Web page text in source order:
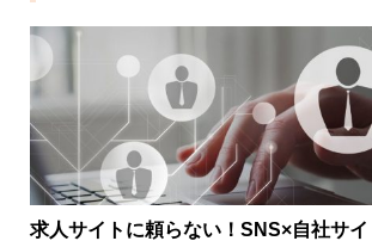
求人サイトに頼らない！SNS×自社サ